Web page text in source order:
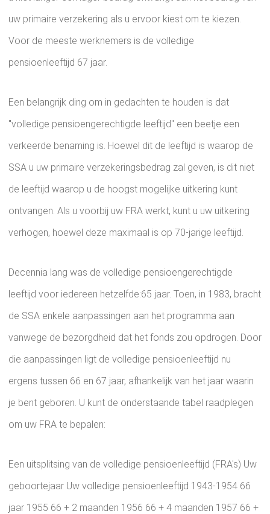
uw primaire verzekering als u ervoor kiest om te kiezen.
Voor de meeste werknemers is de volledige
pensioenleeftijd 67 jaar.
Een belangrijk ding om in gedachten te houden is dat
"volledige pensioengerechtigde leeftijd" een beetje een
verkeerde benaming is. Hoewel dit de leeftijd is waarop de
SSA u uw primaire verzekeringsbedrag zal geven, is dit niet
de leeftijd waarop u de hoogst mogelijke uitkering kunt
ontvangen. Als u voorbij uw FRA werkt, kunt u uw uitkering
verhogen, hoewel deze maximaal is op 70-jarige leeftijd.
Decennia lang was de volledige pensioengerechtigde
leeftijd voor iedereen hetzelfde:65 jaar. Toen, in 1983, bracht
de SSA enkele aanpassingen aan het programma aan
vanwege de bezorgdheid dat het fonds zou opdrogen. Door
die aanpassingen ligt de volledige pensioenleeftijd nu
ergens tussen 66 en 67 jaar, afhankelijk van het jaar waarin
je bent geboren. U kunt de onderstaande tabel raadplegen
om uw FRA te bepalen:
Een uitsplitsing van de volledige pensioenleeftijd (FRA's) Uw
geboortejaar Uw volledige pensioenleeftijd 1943-1954 66
jaar 1955 66 + 2 maanden 1956 66 + 4 maanden 1957 66 +